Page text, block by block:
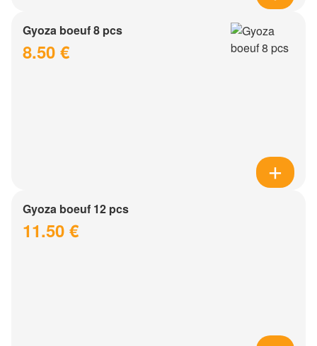
Gyoza boeuf 8 pcs
8.50 €
Gyoza boeuf 12 pcs
11.50 €